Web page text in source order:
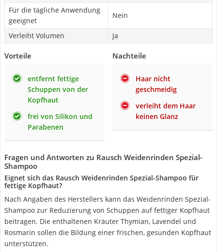
Für die tägliche Anwendung
geeignet
Nein
Verleiht Volumen Ja
Vorteile
entfernt fettige
Schuppen von der
Kopfhaut
frei von Silikon und
Parabenen
Nachteile
Haar nicht
geschmeidig
verleiht dem Haar
keinen Glanz
Fragen und Antworten zu Rausch Weidenrinden Spezial-
Shampoo
Eignet sich das Rausch Weidenrinden Spezial-Shampoo für
fettige Kopfhaut?
Nach Angaben des Herstellers kann das Weidenrinden Spezial-
Shampoo zur Reduzierung von Schuppen auf fettiger Kopfhaut
beitragen. Die enthaltenen Kräuter Thymian, Lavendel und
Rosmarin sollen die Bildung einer frischen, gesunden Kopfhaut
unterstützen.